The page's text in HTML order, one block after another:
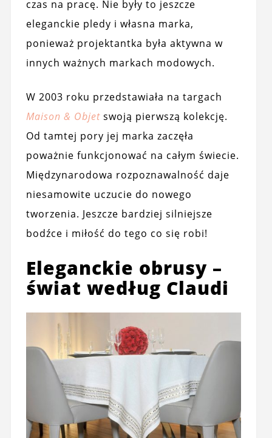
czas na pracę. Nie były to jeszcze
eleganckie pledy i własna marka,
ponieważ projektantka była aktywna w
innych ważnych markach modowych.
W 2003 roku przedstawiała na targach
Maison & Objetswoją pierwszą kolekcję.
Od tamtej pory jej marka zaczęła
poważnie funkcjonować na całym świecie.
Międzynarodowa rozpoznawalność daje
niesamowite uczucie do nowego
tworzenia. Jeszcze bardziej silniejsze
bodźce i miłość do tego co się robi!
Eleganckie obrusy –
świat według Claudi